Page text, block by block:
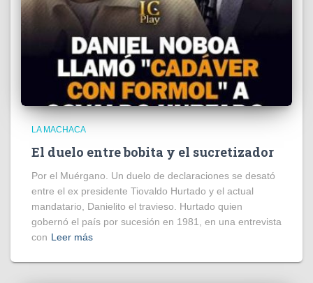
LA MACHACA
El duelo entre bobita y el sucretizador
Por el Muérgano. Un duelo de declaraciones se desató
entre el ex presidente Tiovaldo Hurtado y el actual
mandatario, Danielito el travieso. Hurtado quien
gobernó el país por sucesión en 1981, en una entrevista
con Leer más